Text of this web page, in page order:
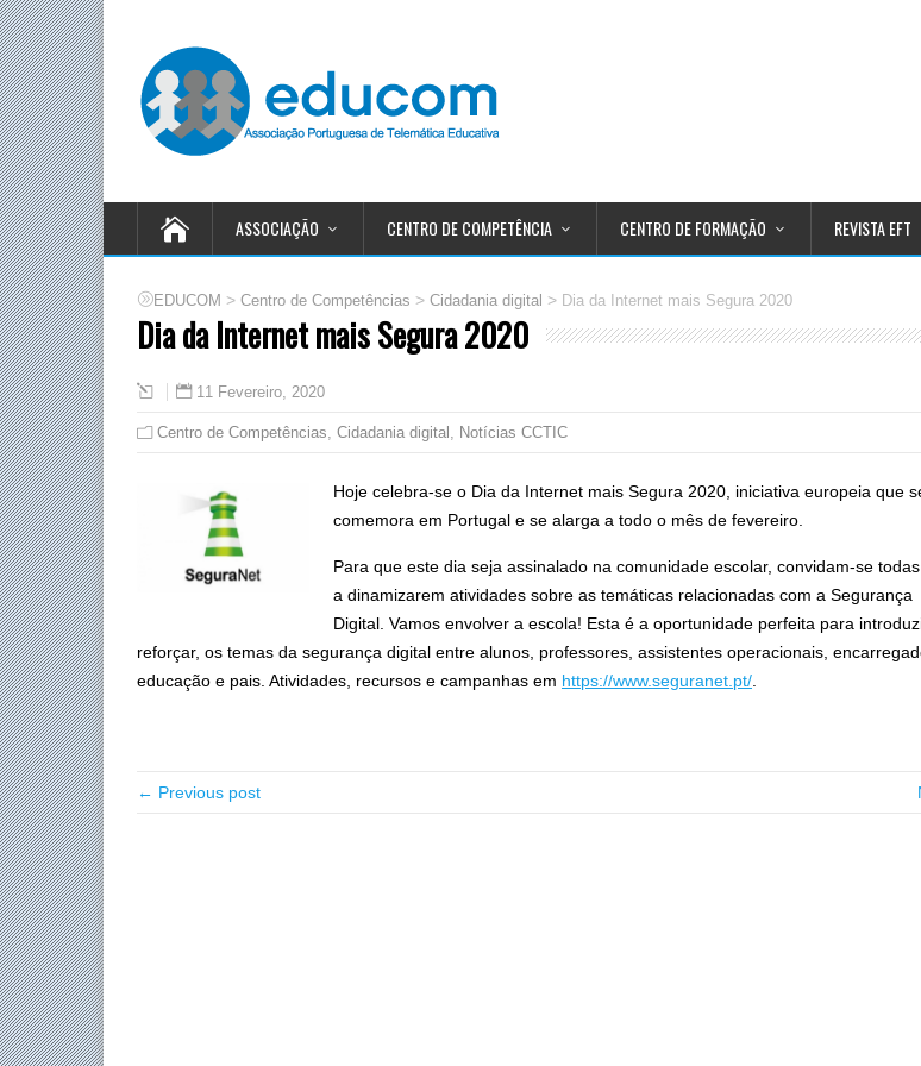
ASSOCIAÇÃO CENTRO DE COMPETÊNCIA CENTRO DE FORMAÇÃO REVISTA EFT
EDUCOM > Centro de Competências > Cidadania digital > Dia da Internet mais Segura 2020
Dia da Internet mais Segura 2020
11 Fevereiro, 2020
Centro de Competências, Cidadania digital , Notícias CCTIC
Hoje celebra-se o Dia da Internet mais Segura 2020, iniciativa europeia que
comemora em Portugal e se alarga a todo o mês de fevereiro.
Para que este dia seja assinalado na comunidade escolar, convidam-se
a dinamizarem atividades sobre as temáticas relacionadas com a Segurança
Digital. Vamos envolver a escola! Esta é a oportunidade perfeita para
reforçar, os temas da segurança digital entre alunos, professores, assistentes operacionais,
educação e pais. Atividades, recursos e campanhas em https://www.seguranet.pt/
← Previous post